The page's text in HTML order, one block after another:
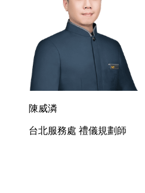
陳威潾
台北服務處 禮儀規劃師